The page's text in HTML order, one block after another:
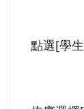
點選[學